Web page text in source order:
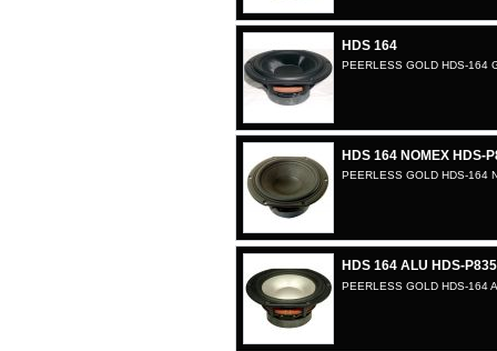
HDS 164
PEERLESS GOLD HDS-164
HDS 164 NOMEX HDS-
PEERLESS GOLD HDS-164
HDS 164 ALU HDS-
PEERLESS GOLD HDS-164